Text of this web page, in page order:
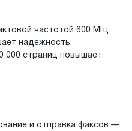
частотой 600 МГц.
надежность.
000 страниц повышает
и отправка факсов —